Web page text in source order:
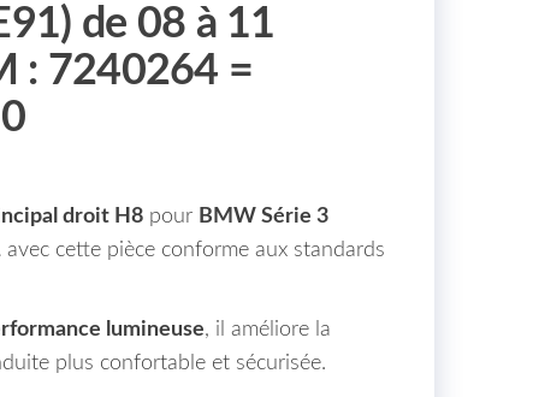
de 08 à 11
: 7240264 =
droit H8pour BMW Série 3
avec cette pièce conforme aux standards
lumineuse, il améliore la
plus confortable et sécurisée.